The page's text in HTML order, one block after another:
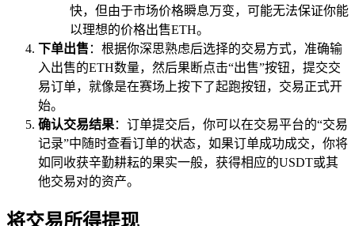
快，但由于市场价格瞬息万变，可能无法保证你能
以理想的价格出售ETH。
下单出售 ：根据你深思熟虑后选择的交易方式，准确输
入出售的ETH数量，然后果断点击“出售”按钮，提交交
易订单，就像是在赛场上按下了起跑按钮，交易正式开
始。
确认交易结果：订单提交后，你可以在交易平台的“交易
记录”中随时查看订单的状态，如果订单成功成交，你将
如同收获辛勤耕耘的果实一般，获得相应的USDT或其
他交易对的资产。
将交易所得提现